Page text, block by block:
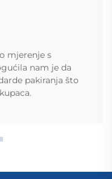
mjerenje s
nam je da
pakiranja što